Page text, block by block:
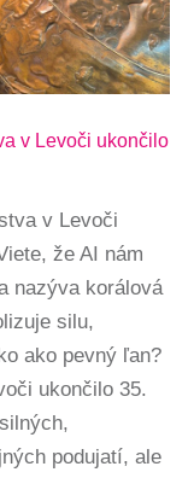
v Levoči ukončilo
v Levoči
že AI nám
nazýva korálová
silu,
ako pevný ľan?
ukončilo 35.
podujatí, ale